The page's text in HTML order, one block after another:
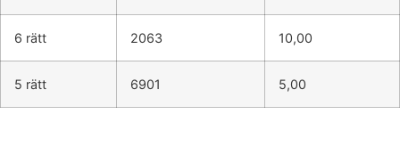
6 rätt 2063 10,00
5 rätt 6901 5,00